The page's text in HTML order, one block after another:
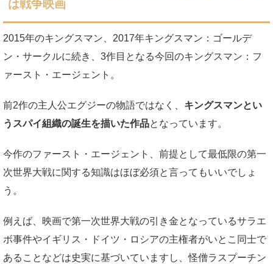
は戦争映画
2015年のキングスマン、2017年キングスマン：ゴールデ
ン・サークルに続き、3作目となる今回のキングスマン：フ
ァースト・エージェント。
前2作の主人公エグジーの物語ではなく、 キングスマンとい
うスパイ組織の誕生を描いた作品となっています。
今作のファースト・エージェント、前提として最低限の第一
次世界大戦に関する知識はほぼ必須と言ってもいいでしょ
う。
例えば、映画で第一次世界大戦の引き金となっているサラエ
ボ事件やイギリス・ドイツ・ロシアの主権者がいとこ同士で
あることなどは史実に基づいていますし、怪僧ラスプーチン